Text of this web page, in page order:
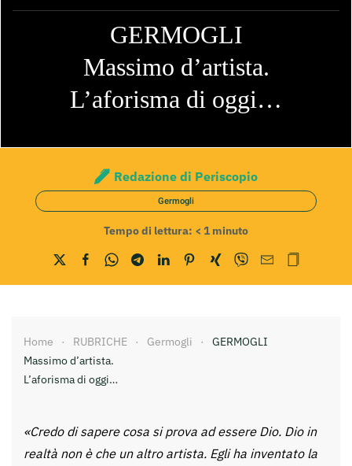
GERMOGLI
Massimo d’artista.
L’aforisma di oggi…
Redazione di Periscopio
Germogli
Tempo di lettura: < 1 minuto
Home RUBRICHE Germogli
GERMOGLI
Massimo d’artista.
L’aforisma di oggi…
«Credo di sapere cosa si prova ad essere Dio. Dio in
realtà non è che un altro artista. Egli ha inventato la